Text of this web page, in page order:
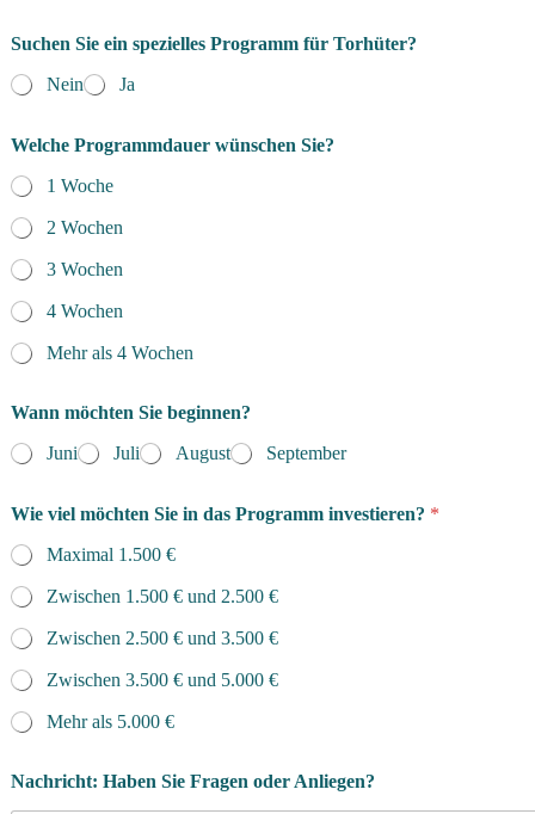
Suchen Sie ein spezielles Programm für Torhüter?
Nein
Ja
Welche Programmdauer wünschen Sie?
1 Woche
2 Wochen
3 Wochen
4 Wochen
Mehr als 4 Wochen
Wann möchten Sie beginnen?
Juni
Juli August September
Wie viel möchten Sie in das Programm investieren? *
Maximal 1.500 €
Zwischen 1.500 € und 2.500 €
Zwischen 2.500 € und 3.500 €
Zwischen 3.500 € und 5.000 €
Mehr als 5.000 €
Nachricht: Haben Sie Fragen oder Anliegen?